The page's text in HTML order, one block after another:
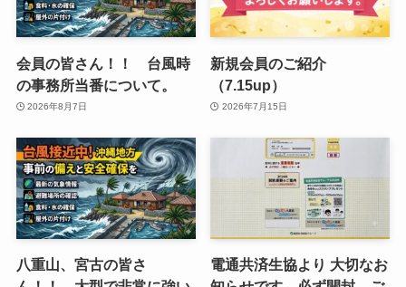
会員の皆さん！！ 台風時
の事務所当番について。
2026年8月7日
新規会員のご紹介
（7.15up）
2026年7月15日
八重山、宮古の皆さ
電通共済生協より 大切なお